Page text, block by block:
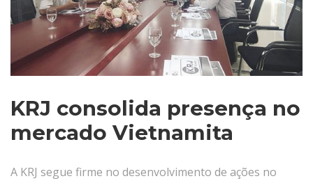
KRJ consolida presença no
mercado Vietnamita
A KRJ segue firme no desenvolvimento de ações no